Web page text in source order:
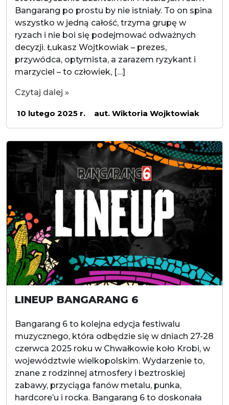
Bangarang po prostu by nie istniały. To on spina
wszystko w jedną całość, trzyma grupę w
ryzach i nie boi się podejmować odważnych
decyzji. Łukasz Wojtkowiak – prezes,
przywódca, optymista, a zarazem ryzykant i
marzyciel – to człowiek, […]
Czytaj dalej »
10 lutego 2025 r. aut. Wiktoria Wojktowiak
LINEUP BANGARANG 6
Bangarang 6 to kolejna edycja festiwalu
muzycznego, która odbędzie się w dniach 27-28
czerwca 2025 roku w Chwałkowie koło Krobi, w
województwie wielkopolskim. Wydarzenie to,
znane z rodzinnej atmosfery i beztroskiej
zabawy, przyciąga fanów metalu, punka,
hardcore’u i rocka. Bangarang 6 to doskonała